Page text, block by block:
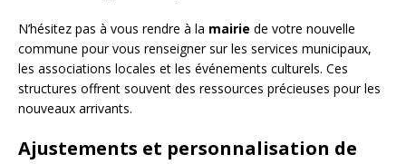
N’hésitez pas à vous rendre à la mairie de votre nouvelle
commune pour vous renseigner sur les services municipaux,
les associations locales et les événements culturels. Ces
structures offrent souvent des ressources précieuses pour les
nouveaux arrivants.
Ajustements et personnalisation de